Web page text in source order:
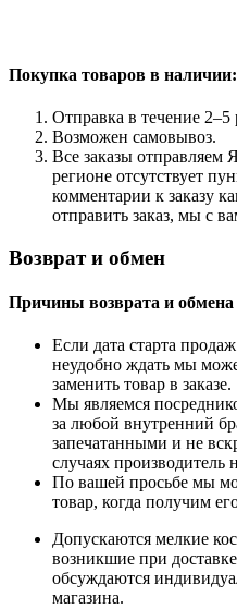
Покупка товаров в наличии:
Отправка в течение 2–5
Возможен самовывоз.
Все заказы отправляем
регионе отсутствует
комментарии к заказу
отправить заказ, мы с
Возврат и обмен
Причины возврата и обмена
Если дата старта
неудобно ждать мы
заменить товар в заказе.
Мы являемся
за любой внутренний
запечатанными и не
случаях производитель
По вашей просьбе мы
товар, когда получим
Допускаются мелкие
возникшие при
обсуждаются
магазина.